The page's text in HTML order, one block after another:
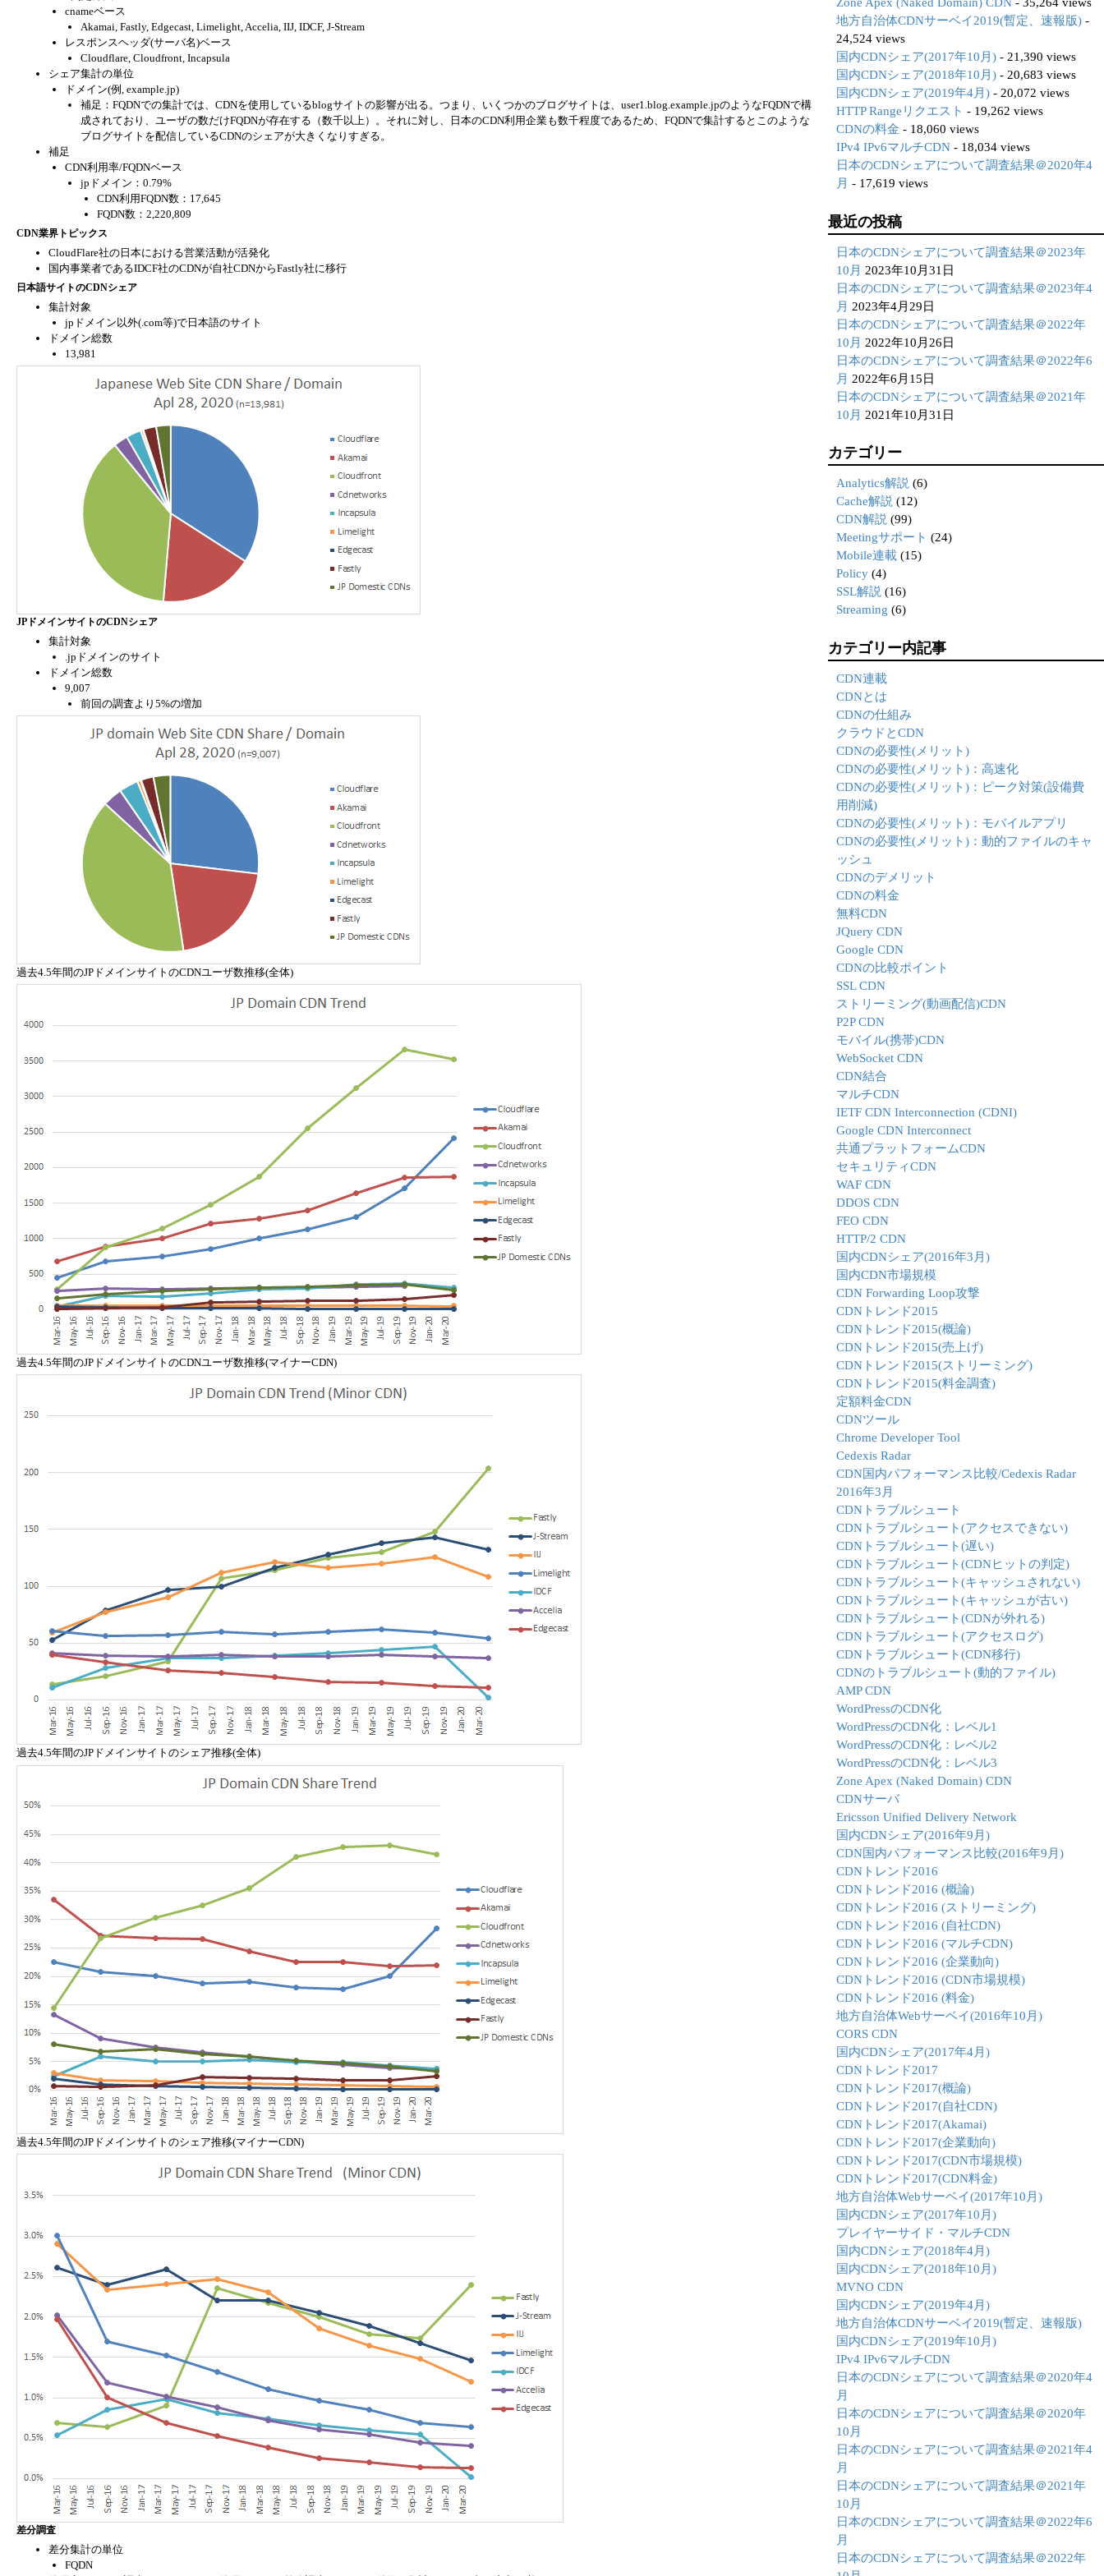
cnameベース
Akamai, Fastly, Edgecast, Limelight, Accelia, IIJ, IDCF, J-Stream
レスポンスヘッダ(サーバ名)ベース
Cloudflare, Cloudfront, Incapsula
シェア集計の単位
ドメイン(例, example.jp)
補足：FQDNでの集計では、CDNを使用しているblogサイトの影響が出る。つまり、いくつかのブログサイトは、user1.blog.example.jpのようなFQDNで構
成されており、ユーザの数だけFQDNが存在する（数千以上）。それに対し、日本のCDN利用企業も数千程度であるため、FQDNで集計するとこのような
ブログサイトを配信しているCDNのシェアが大きくなりすぎる。
補足
CDN利用率/FQDNベース
jpドメイン：0.79%
CDN利用FQDN数：17,645
FQDN数：2,220,809
CDN業界トピックス
CloudFlare社の日本における営業活動が活発化
国内事業者であるIDCF社のCDNが自社CDNからFastly社に移行
日本語サイトのCDNシェア
集計対象
jpドメイン以外(.com等)で日本語のサイト
ドメイン総数
13,981
JPドメインサイトのCDNシェア
集計対象
.jpドメインのサイト
ドメイン総数
9,007
前回の調査より5%の増加
過去4.5年間のJPドメインサイトのCDNユーザ数推移(全体)
過去4.5年間のJPドメインサイトのCDNユーザ数推移(マイナーCDN)
過去4.5年間のJPドメインサイトのシェア推移(全体)
過去4.5年間のJPドメインサイトのシェア推移(マイナーCDN)
差分調査
差分集計の単位
FQDN
地方自治体CDNサーベイ2019(暫定、速報版) -
24,524 views
国内CDNシェア(2017年10月) - 21,390 views
国内CDNシェア(2018年10月) - 20,683 views
国内CDNシェア(2019年4月) - 20,072 views
HTTP Rangeリクエスト - 19,262 views
CDNの料金 - 18,060 views
IPv4 IPv6マルチCDN - 18,034 views
日本のCDNシェアについて調査結果＠2020年4
月 - 17,619 views
最近の投稿
日本のCDNシェアについて調査結果＠2023年
10月 2023年10月31日
日本のCDNシェアについて調査結果＠2023年4
月 2023年4月29日
日本のCDNシェアについて調査結果＠2022年
10月 2022年10月26日
日本のCDNシェアについて調査結果＠2022年6
月 2022年6月15日
日本のCDNシェアについて調査結果＠2021年
10月 2021年10月31日
カテゴリー
Analytics解説 (6)
Cache解説 (12)
CDN解説 (99)
Meetingサポート (24)
Mobile連載 (15)
Policy (4)
SSL解説 (16)
Streaming (6)
カテゴリー内記事
CDN連載
CDNとは
CDNの仕組み
クラウドとCDN
CDNの必要性(メリット)
CDNの必要性(メリット)：高速化
CDNの必要性(メリット)：ピーク対策(設備費
用削減)
CDNの必要性(メリット)：モバイルアプリ
CDNの必要性(メリット)：動的ファイルのキャ
ッシュ
CDNのデメリット
CDNの料金
無料CDN
JQuery CDN
Google CDN
CDNの比較ポイント
SSL CDN
ストリーミング(動画配信)CDN
P2P CDN
モバイル(携帯)CDN
WebSocket CDN
CDN結合
マルチCDN
IETF CDN Interconnection (CDNI)
Google CDN Interconnect
共通プラットフォームCDN
セキュリティCDN
WAF CDN
DDOS CDN
FEO CDN
HTTP/2 CDN
国内CDNシェア(2016年3月)
国内CDN市場規模
CDN Forwarding Loop攻撃
CDNトレンド2015
CDNトレンド2015(概論)
CDNトレンド2015(売上げ)
CDNトレンド2015(ストリーミング)
CDNトレンド2015(料金調査)
定額料金CDN
CDNツール
Chrome Developer Tool
Cedexis Radar
CDN国内パフォーマンス比較/Cedexis Radar
2016年3月
CDNトラブルシュート
CDNトラブルシュート(アクセスできない)
CDNトラブルシュート(遅い)
CDNトラブルシュート(CDNヒットの判定)
CDNトラブルシュート(キャッシュされない)
CDNトラブルシュート(キャッシュが古い)
CDNトラブルシュート(CDNが外れる)
CDNトラブルシュート(アクセスログ)
CDNトラブルシュート(CDN移行)
CDNのトラブルシュート(動的ファイル)
AMP CDN
WordPressのCDN化
WordPressのCDN化：レベル1
WordPressのCDN化：レベル2
WordPressのCDN化：レベル3
Zone Apex (Naked Domain) CDN
CDNサーバ
Ericsson Unified Delivery Network
国内CDNシェア(2016年9月)
CDN国内パフォーマンス比較(2016年9月)
CDNトレンド2016
CDNトレンド2016 (概論)
CDNトレンド2016 (ストリーミング)
CDNトレンド2016 (自社CDN)
CDNトレンド2016 (マルチCDN)
CDNトレンド2016 (企業動向)
CDNトレンド2016 (CDN市場規模)
CDNトレンド2016 (料金)
地方自治体Webサーベイ(2016年10月)
CORS CDN
国内CDNシェア(2017年4月)
CDNトレンド2017
CDNトレンド2017(概論)
CDNトレンド2017(自社CDN)
CDNトレンド2017(Akamai)
CDNトレンド2017(企業動向)
CDNトレンド2017(CDN市場規模)
CDNトレンド2017(CDN料金)
地方自治体Webサーベイ(2017年10月)
国内CDNシェア(2017年10月)
プレイヤーサイド・マルチCDN
国内CDNシェア(2018年4月)
国内CDNシェア(2018年10月)
MVNO CDN
国内CDNシェア(2019年4月)
地方自治体CDNサーベイ2019(暫定、速報版)
国内CDNシェア(2019年10月)
IPv4 IPv6マルチCDN
日本のCDNシェアについて調査結果＠2020年4
月
日本のCDNシェアについて調査結果＠2020年
10月
日本のCDNシェアについて調査結果＠2021年4
月
日本のCDNシェアについて調査結果＠2021年
10月
日本のCDNシェアについて調査結果＠2022年6
月
日本のCDNシェアについて調査結果＠2022年